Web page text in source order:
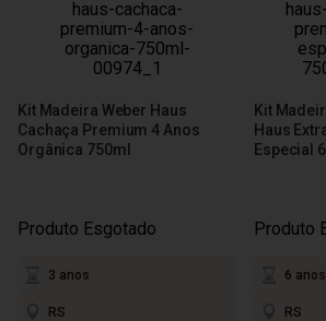
Kit Madeira Weber Haus
Cachaça Premium 4 Anos
Orgânica 750ml
Produto Esgotado
3 anos
RS
Kit
Haus
Especial
Produto
6 anos
RS